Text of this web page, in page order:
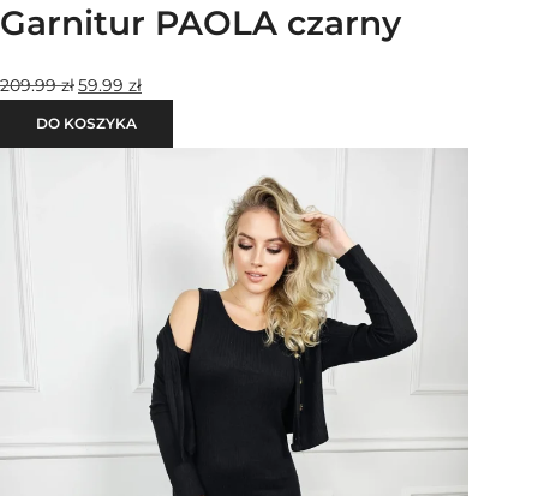
Garnitur PAOLA czarny
209.99zł59.99 zł
DO KOSZYKA